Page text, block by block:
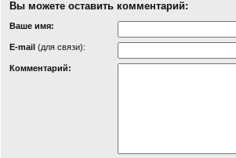
Вы можете оставить комментарий:
Ваше имя:
Е-mail (для связи):
Комментарий: